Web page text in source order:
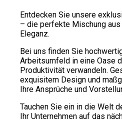
Entdecken Sie unsere
– die perfekte Mischung
Eleganz.
Bei uns finden Sie
Arbeitsumfeld in eine Oase
Produktivität verwandeln.
exquisitem Design und
Ihre Ansprüche und
Tauchen Sie ein in die Welt
Ihr Unternehmen auf das